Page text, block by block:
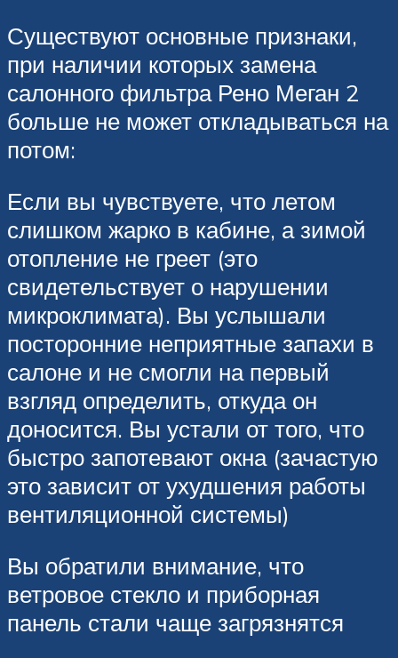
Существуют основные признаки,
при наличии которых замена
салонного фильтра Рено Меган 2
больше не может откладываться на
потом:
Если вы чувствуете, что летом
слишком жарко в кабине, а зимой
отопление не греет (это
свидетельствует о нарушении
микроклимата). Вы услышали
посторонние неприятные запахи в
салоне и не смогли на первый
взгляд определить, откуда он
доносится. Вы устали от того, что
быстро запотевают окна (зачастую
это зависит от ухудшения работы
вентиляционной системы)
Вы обратили внимание, что
ветровое стекло и приборная
панель стали чаще загрязнятся